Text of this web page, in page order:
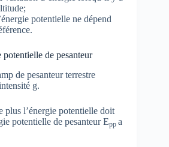
potentielle ne dépend
potentielle de pesanteur
de pesanteur terrestre
g.
plus l’énergie potentielle doit
potentielle de pesanteur Epp a